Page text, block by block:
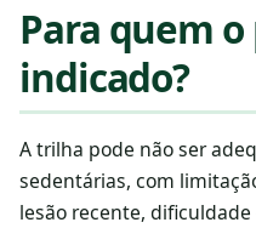
Para quem
indicado?
A trilha pode não ser
sedentárias, com
lesão recente,